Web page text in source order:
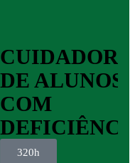
CUIDADOR
DE ALUNOS
COM
320h